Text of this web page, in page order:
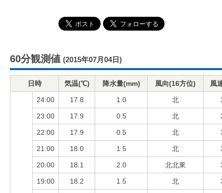
60分観測値 (2015年07月04日)
日時 気温(℃) 降水量(mm) 風向(16方位) 風
24:00 17.8 1.0 北
23:00 17.9 0.5 北
22:00 17.9 0.5 北
21:00 18.0 1.5 北
20:00 18.1 2.0 北北東
19:00 18.2 1.5 北